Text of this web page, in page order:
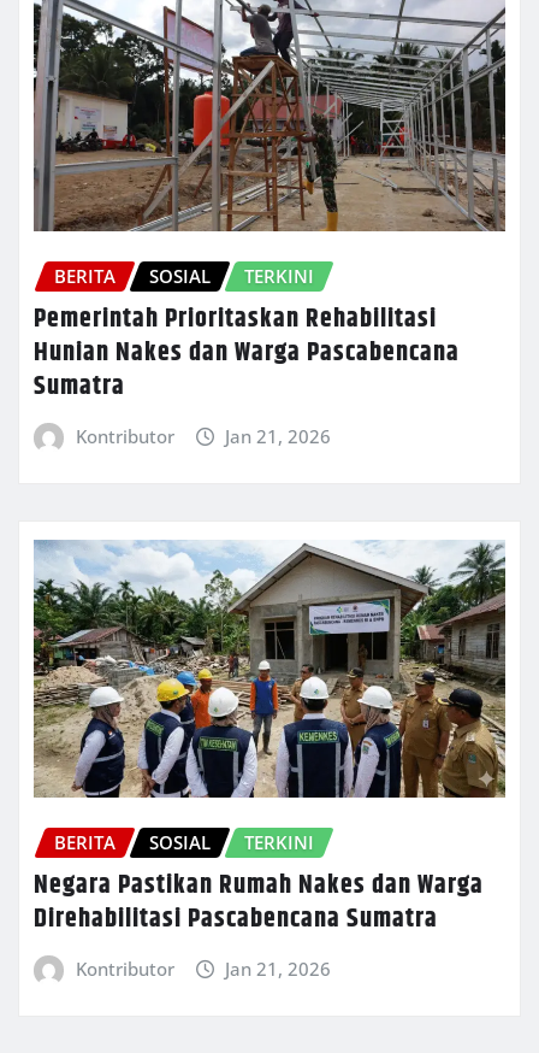
BERITA SOSIAL TERKINI
Pemerintah Prioritaskan Rehabilitasi
Hunian Nakes dan Warga Pascabencana
Sumatra
Kontributor Jan 21, 2026
BERITA SOSIAL TERKINI
Negara Pastikan Rumah Nakes dan Warga
Direhabilitasi Pascabencana Sumatra
Kontributor Jan 21, 2026